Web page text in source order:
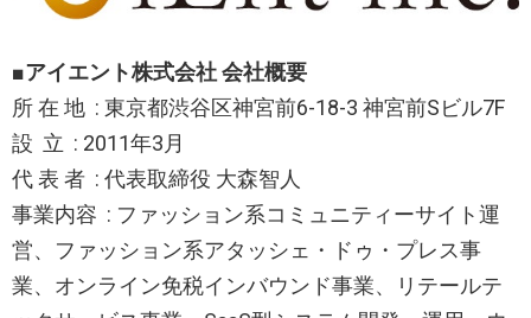
■アイエント株式会社 会社概要
所 在 地 : 東京都渋谷区神宮前6-18-3 神宮前Sビル7F
設 立 : 2011年3月
代 表 者 : 代表取締役 大森智人
事業内容 : ファッション系コミュニティーサイト運
営、ファッション系アタッシェ・ドゥ・プレス事
業、オンライン免税インバウンド事業、リテールテ